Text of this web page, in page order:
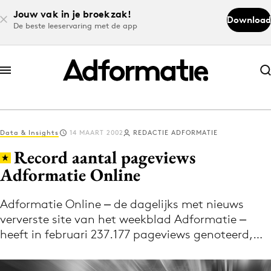
Jouw vak in je broekzak!
De beste leeservaring met de app
Download
Abonneer nu
Abonneer nu
Log in
Volg het laatste nieuws via de Adformatie
Nieuws app
Data & Insights 14 MAART 2002 REDACTIE ADFORMATIE
Record aantal pageviews
Adformatie Online
Adformatie Online ‒ de dagelijks met nieuws
ververste site van het weekblad Adformatie ‒
heeft in februari 237.177 pageviews genoteerd,…